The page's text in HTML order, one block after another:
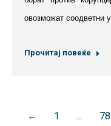
овозможат соодветни
Прочитај повеќе
← 1 … 78